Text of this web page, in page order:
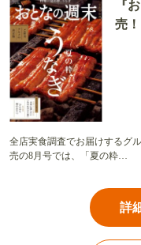
『
売
全店実食調査でお届けするグ
売の8月号では、「夏の粋…
詳